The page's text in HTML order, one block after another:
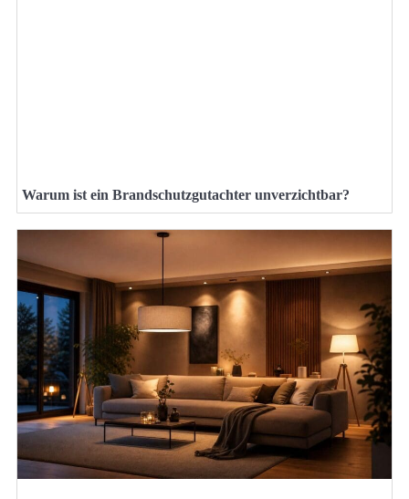
Warum ist ein Brandschutzgutachter unverzichtbar?